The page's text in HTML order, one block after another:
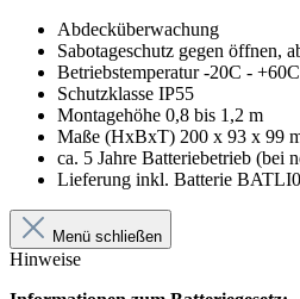
Abdecküberwachung
Sabotageschutz gegen öffnen,
Betriebstemperatur -20C - +60C
Schutzklasse IP55
Montagehöhe 0,8 bis 1,2 m
Maße (HxBxT) 200 x 93 x 99
ca. 5 Jahre Batteriebetrieb (bei
Lieferung inkl. Batterie
Menü schließen
Hinweise